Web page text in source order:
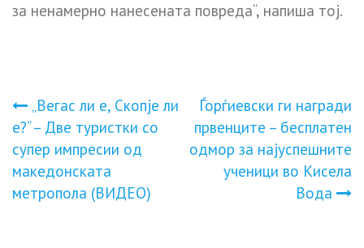
за ненамерно нанесената повреда“, напиша тој.
Навигација
на
напис
„Вегас ли е, Скопје ли
е?“ – Две туристки со
супер импресии од
македонската
метропола (ВИДЕО)
Ѓорѓиевски ги награди
првенците – бесплатен
одмор за најуспешните
ученици во Кисела
Вода